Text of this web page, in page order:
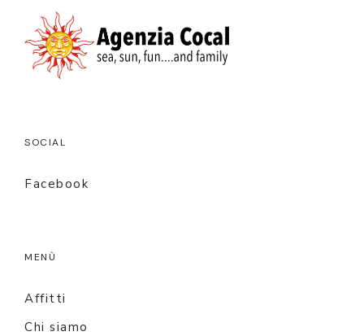
SOCIAL
Facebook
MENÙ
Affitti
Chi siamo